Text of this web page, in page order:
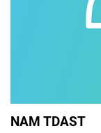
NAM TDAST